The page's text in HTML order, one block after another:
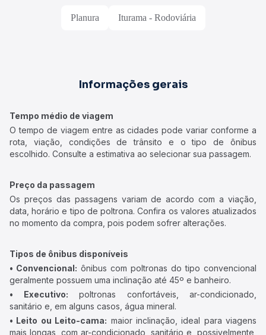
Planura Iturama - Rodoviária
Informações gerais
Tempo médio de viagem
O tempo de viagem entre as cidades pode variar conforme a
rota, viação, condições de trânsito e o tipo de ônibus
escolhido. Consulte a estimativa ao selecionar sua passagem.
Preço da passagem
Os preços das passagens variam de acordo com a viação,
data, horário e tipo de poltrona. Confira os valores atualizados
no momento da compra, pois podem sofrer alterações.
Tipos de ônibus disponíveis
• Convencional: ônibus com poltronas do tipo convencional
geralmente possuem uma inclinação até 45º e banheiro.
• Executivo: poltronas confortáveis, ar-condicionado,
sanitário e, em alguns casos, água mineral.
• Leito ou Leito-cama: maior inclinação, ideal para viagens
mais longas, com ar-condicionado, sanitário e, possivelmente,